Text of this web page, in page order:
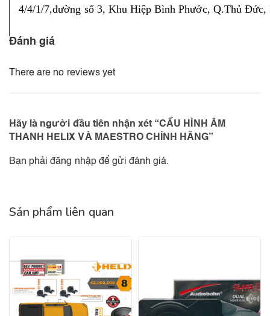
4/4/1/7,đường số 3, Khu Hiệp Bình Phước, Q.Thủ
Đánh giá
There are no reviews yet
Hãy là người đầu tiên nhận xét “CẤU HÌNH ÂM
THANH HELIX VÀ MAESTRO CHÍNH HÃNG”
Bạn phảiđăng nhậpđể gửi đánh giá.
Sản phẩm liên quan